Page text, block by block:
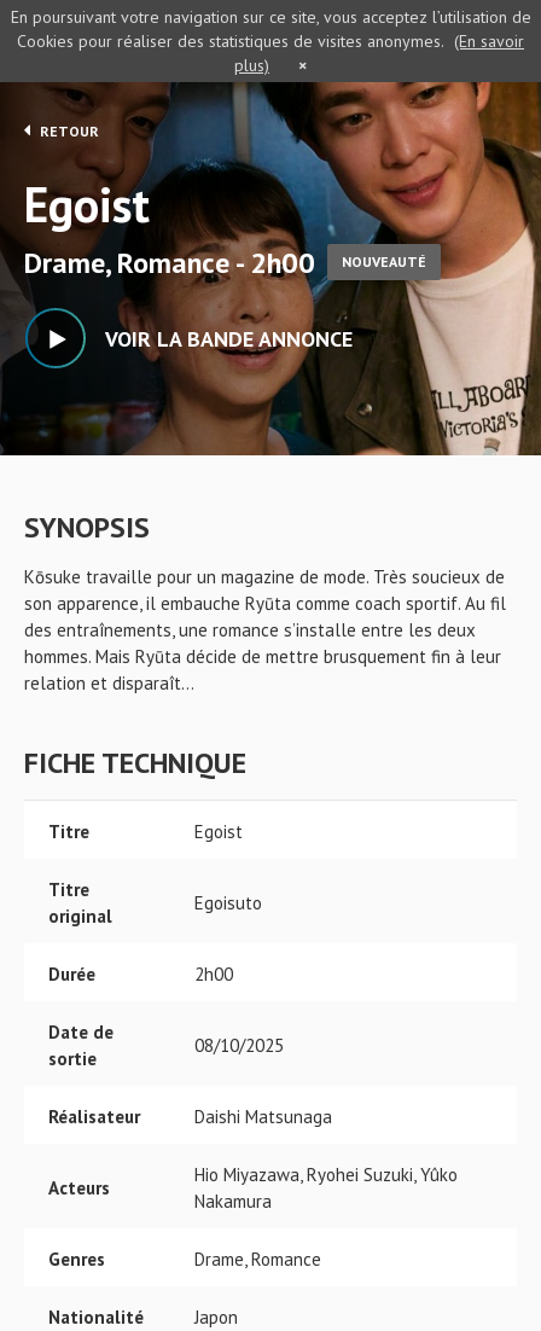
RETOUR
Egoist
Drame, Romance - 2h00 NOUVEAUTÉ
VOIR LA BANDE ANNONCE
SYNOPSIS
Kōsuke travaille pour un magazine de mode. Très soucieux de
son apparence, il embauche Ryūta comme coach sportif. Au fil
des entraînements, une romance s’installe entre les deux
hommes. Mais Ryūta décide de mettre brusquement fin à leur
relation et disparaît…
FICHE TECHNIQUE
Titre Egoist
Titre
original
Egoisuto
Durée 2h00
Date de
sortie
08/10/2025
Réalisateur Daishi Matsunaga
Acteurs
Hio Miyazawa, Ryohei Suzuki, Yûko
Nakamura
Genres Drame, Romance
Nationalité Japon
En poursuivant votre navigation sur ce site, vous acceptez l’utilisation de
Cookies pour réaliser des statistiques de visites anonymes. (En savoir
plus)
×